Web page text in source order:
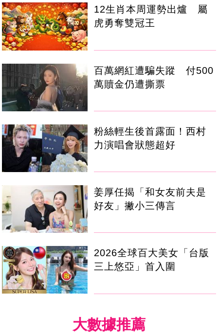
12生肖本周運勢出爐 屬
虎勇奪雙冠王
百萬網紅遭騙失蹤 付500
萬贖金仍遭撕票
粉絲輕生後首露面！西村
力演唱會狀態超好
姜厚任揭「和女友前夫是
好友」撇小三傳言
2026全球百大美女「台版
三上悠亞」首入圍
大數據推薦